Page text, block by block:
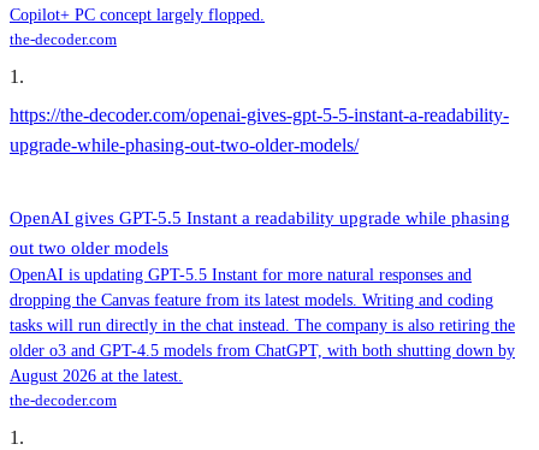
Copilot+ PC concept largely flopped.
the-decoder.com
1 .
https://the-decoder.com/openai-gives-gpt-5-5-instant-a-readability-
upgrade-while-phasing-out-two-older-models/
OpenAI gives GPT-5.5 Instant a readability upgrade while phasing
out two older models
OpenAI is updating GPT-5.5 Instant for more natural responses and
dropping the Canvas feature from its latest models. Writing and coding
tasks will run directly in the chat instead. The company is also retiring the
older o3 and GPT-4.5 models from ChatGPT, with both shutting down by
August 2026 at the latest.
the-decoder.com
1 .